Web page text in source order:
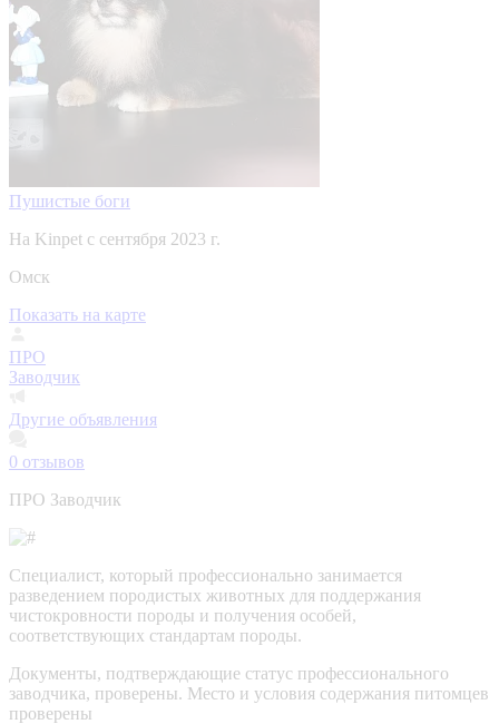
Пушистые боги
На Kinpet c сентября 2023 г.
Омск
Показать на карте
ПРО
Заводчик
Другие объявления
0 отзывов
ПРО Заводчик
Специалист, который профессионально занимается
разведением породистых животных для поддержания
чистокровности породы и получения особей,
соответствующих стандартам породы.
Документы, подтверждающие статус профессионального
заводчика, проверены. Место и условия содержания питомцев
проверены